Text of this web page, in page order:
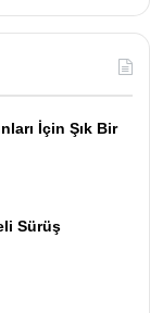
İçin Şık Bir
Sürüş